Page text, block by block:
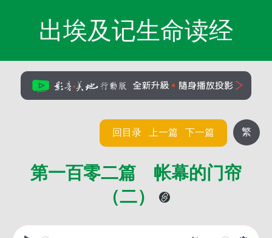
出埃及记生命读经
繁
回目录 上一篇 下一篇
第一百零二篇 帐幕的门帘
（二）